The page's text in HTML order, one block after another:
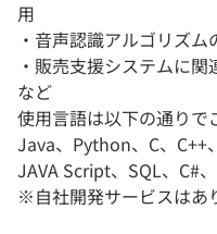
用
・音声認識アルゴリズ
・販売支援システムに
など
使用言語は以下の通りで
Java、Python、C、C++
JAVA Script、SQL、C#
※自社開発サービスはあ